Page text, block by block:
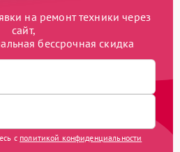
на ремонт техники через
сайт,
бессрочная скидка
с политикой конфиденциальности